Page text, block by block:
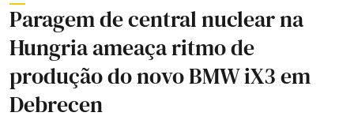
Paragem de central nuclear na
Hungria ameaça ritmo de
produção do novo BMW iX3 em
Debrecen